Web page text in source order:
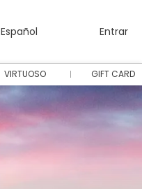
Español Entrar
VIRTUOSO GIFT CARD